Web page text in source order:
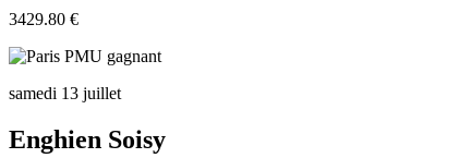
3429.80 €
samedi 13 juillet
Enghien Soisy